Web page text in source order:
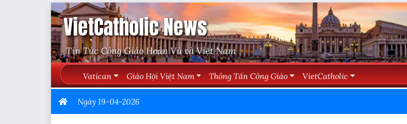
VietCatholic News
Tin Tức Công Giáo Hoàn Vũ và Việt Nam
Vatican Giáo Hội Việt Nam Thông Tấn Công Giáo VietCatholic
Ngày 19-04-2026